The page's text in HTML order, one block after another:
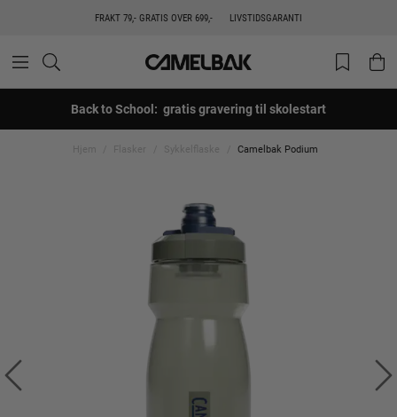
FRAKT 79,- GRATIS OVER 699,- LIVSTIDSGARANTI
Back to School: gratis gravering til skolestart
Hjem Flasker Sykkelflaske Camelbak Podium